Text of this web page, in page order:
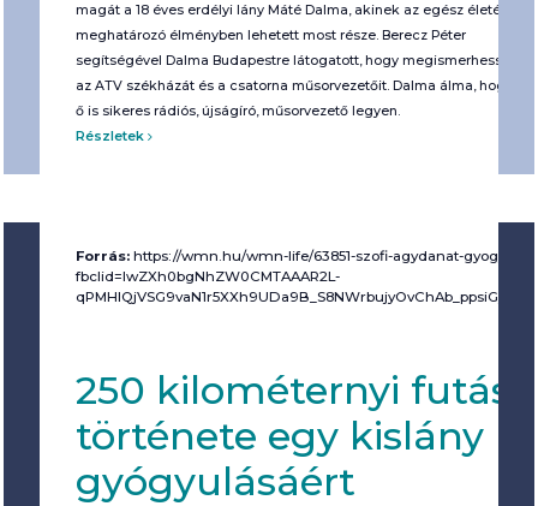
magát a 18 éves erdélyi lány Máté Dalma, akinek az egész életét
meghatározó élményben lehetett most része. Berecz Péter
segítségével Dalma Budapestre látogatott, hogy megismerhesse
az ATV székházát és a csatorna műsorvezetőit. Dalma álma, hogy
ő is sikeres rádiós, újságíró, műsorvezető legyen.
Részletek
Forrás: https://wmn.hu/wmn-life/63851-szofi-agydanat-
fbclid=IwZXh0bgNhZW0CMTAAAR2L-
250 kilométernyi futás
története egy kislány
gyógyulásáért